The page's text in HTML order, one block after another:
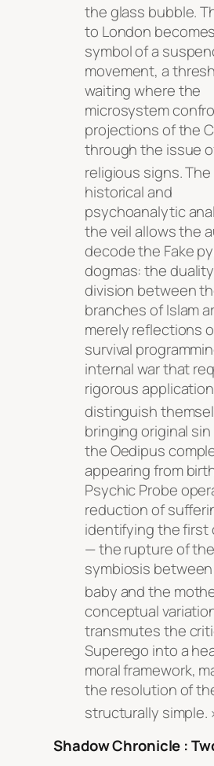
the glass bubble.
to London
symbol of a
movement, a
waiting where the
microsystem
projections of the
through the issue
religious signs. The
historical and
psychoanalytic
the veil allows the
decode the Fake
dogmas: the
division between
branches of Islam
merely reflections
survival
internal war that
rigorous
distinguish
bringing original
the Oedipus
appearing from
Psychic Probe
reduction of
identifying the first
— the rupture of
symbiosis
baby and the
conceptual
transmutes the
Superego into a
moral framework,
the resolution of
structurally simple.
Shadow Chronicle :